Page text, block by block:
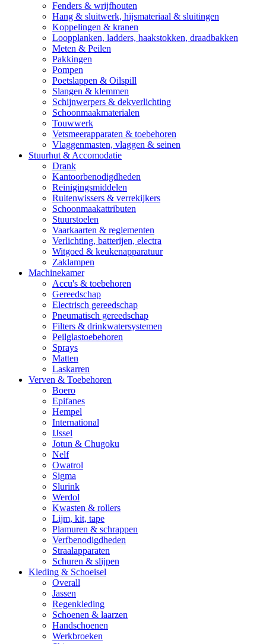
Fenders & wrijfhouten
Hang & sluitwerk, hijsmateriaal & sluitingen
Koppelingen & kranen
Loopplanken, ladders, haakstokken, draadbakken
Meten & Peilen
Pakkingen
Pompen
Poetslappen & Oilspill
Slangen & klemmen
Schijnwerpers & dekverlichting
Schoonmaakmaterialen
Touwwerk
Vetsmeerapparaten & toebehoren
Vlaggenmasten, vlaggen & seinen
Stuurhut & Accomodatie
Drank
Kantoorbenodigdheden
Reinigingsmiddelen
Ruitenwissers & verrekijkers
Schoonmaakattributen
Stuurstoelen
Vaarkaarten & reglementen
Verlichting, batterijen, electra
Witgoed & keukenapparatuur
Zaklampen
Machinekamer
Accu's & toebehoren
Gereedschap
Electrisch gereedschap
Pneumatisch gereedschap
Filters & drinkwatersystemen
Peilglastoebehoren
Sprays
Matten
Laskarren
Verven & Toebehoren
Boero
Epifanes
Hempel
International
IJssel
Jotun & Chugoku
Nelf
Owatrol
Sigma
Slurink
Werdol
Kwasten & rollers
Lijm, kit, tape
Plamuren & schrappen
Verfbenodigdheden
Straalapparaten
Schuren & slijpen
Kleding & Schoeisel
Overall
Jassen
Regenkleding
Schoenen & laarzen
Handschoenen
Werkbroeken